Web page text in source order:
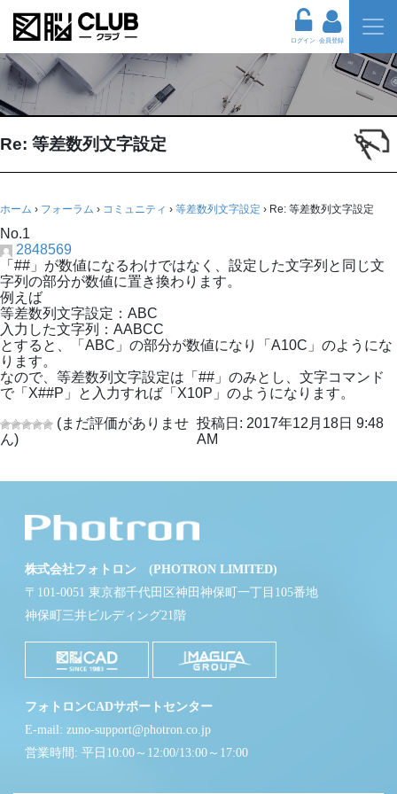
ログイン 会員登録
Re: 等差数列文字設定
ホーム › フォーラム › コミュニティ › 等差数列文字設定 › Re: 等差数列文字設定
No.1
2848569
「##」が数値になるわけではなく、設定した文字列と同じ文
字列の部分が数値に置き換わります。
例えば
等差数列文字設定：ABC
入力した文字列：AABCC
とすると、「ABC」の部分が数値になり「A10C」のようにな
ります。
なので、等差数列文字設定は「##」のみとし、文字コマンド
で「X##P」と入力すれば「X10P」のようになります。
(まだ評価がありませ
ん)
投稿日: 2017年12月18日 9:48
AM
株式会社フォトロン (PHOTRON LIMITED)
〒101-0051 東京都千代田区神田神保町一丁目105番地
神保町三井ビルディング21階
フォトロンCADサポートセンター
E-mail: zuno-support@photron.co.jp
営業時間: 平日10:00～12:00/13:00～17:00